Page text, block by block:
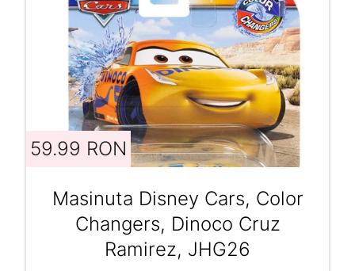
59.99 RON
Masinuta Disney Cars, Color
Changers, Dinoco Cruz
Ramirez, JHG26